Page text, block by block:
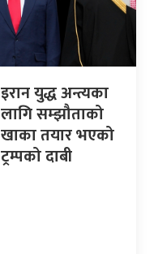
इरान युद्ध अन्त्यका
लागि सम्झौताको
खाका तयार भएको
ट्रम्पको दाबी